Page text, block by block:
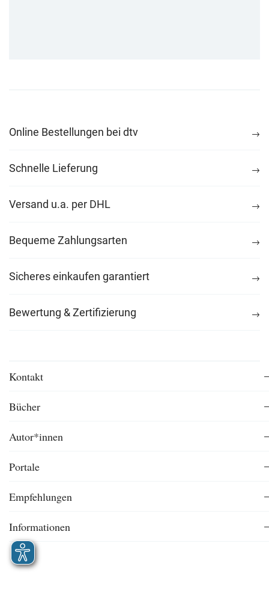
Online Bestellungen bei dtv
Schnelle Lieferung
Versand u.a. per DHL
Bequeme Zahlungsarten
Sicheres einkaufen garantiert
Bewertung & Zertifizierung
Kontakt
Bücher
Autor*innen
Portale
Empfehlungen
Informationen